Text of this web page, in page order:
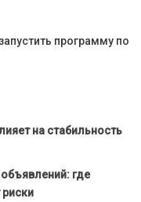
программу по
на стабильность
где